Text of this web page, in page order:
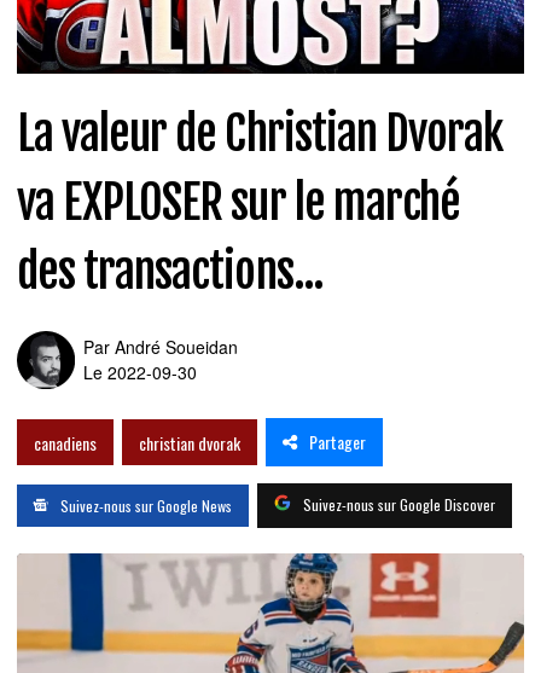
La valeur de Christian Dvorak
va EXPLOSER sur le marché
des transactions...
Par André Soueidan
Le 2022-09-30
canadiens christian dvorak Partager
Suivez-nous sur Google News Suivez-nous sur Google Discover